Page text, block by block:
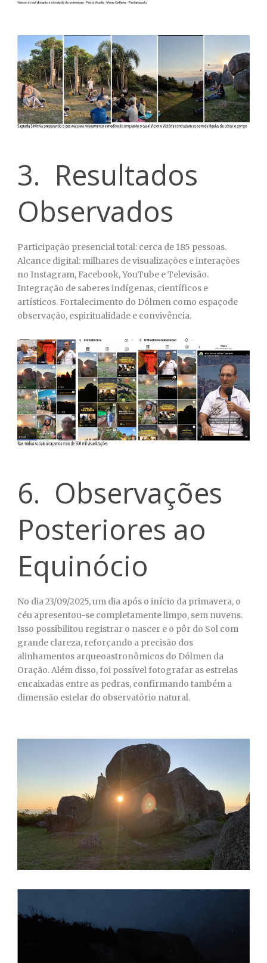
3. Resultados
Observados
Participação presencial total: cerca de 185 pessoas.
Alcance digital: milhares de visualizações e interações
no Instagram, Facebook, YouTube e Televisão.
Integração de saberes indígenas, científicos e
artísticos. Fortalecimento do Dólmen como espaçode
observação, espiritualidade e convivência.
6. Observações
Posteriores ao
Equinócio
No dia 23/09/2025, um dia após o início da primavera, o
céu apresentou-se completamente limpo, sem nuvens.
Isso possibilitou registrar o nascer e o pôr do Sol com
grande clareza, reforçando a precisão dos
alinhamentos arqueoastronômicos do Dólmen da
Oração. Além disso, foi possível fotografar as estrelas
encaixadas entre as pedras, confirmando também a
dimensão estelar do observatório natural.